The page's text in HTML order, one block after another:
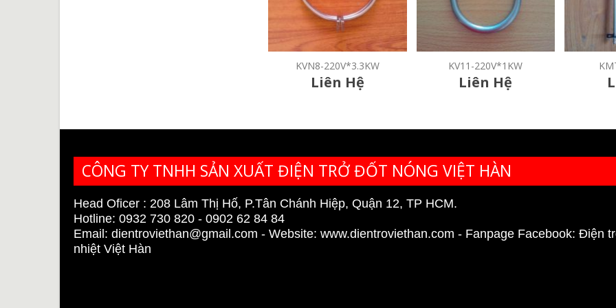
KV11-220V*1KW
Liên Hệ
KMT220V*5KW
Liên Hệ
CÔNG TY TNHH SẢN XUẤT ĐIỆN TRỞ ĐỐT NÓNG VIỆT HÀN
Head Oficer : 208 Lâm Thị Hố, P.Tân Chánh Hiệp, Quận 12, TP HCM.
Hotline: 0932 730 820 - 0902 62 84 84
Email: dientroviethan@gmail.com - Website: www.dientroviethan.com - Fanpage Facebook: Điện
nhiệt Việt Hàn